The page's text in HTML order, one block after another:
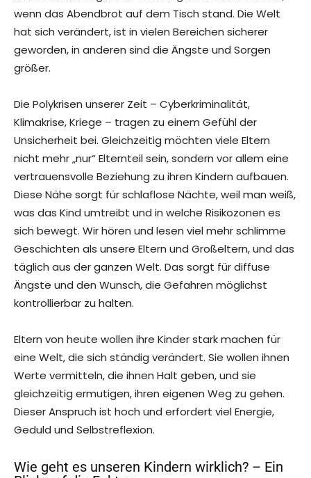
wenn das Abendbrot auf dem Tisch stand. Die Welt
hat sich verändert, ist in vielen Bereichen sicherer
geworden, in anderen sind die Ängste und Sorgen
größer.
Die Polykrisen unserer Zeit – Cyberkriminalität,
Klimakrise, Kriege – tragen zu einem Gefühl der
Unsicherheit bei. Gleichzeitig möchten viele Eltern
nicht mehr „nur“ Elternteil sein, sondern vor allem eine
vertrauensvolle Beziehung zu ihren Kindern aufbauen.
Diese Nähe sorgt für schlaflose Nächte, weil man weiß,
was das Kind umtreibt und in welche Risikozonen es
sich bewegt. Wir hören und lesen viel mehr schlimme
Geschichten als unsere Eltern und Großeltern, und das
täglich aus der ganzen Welt. Das sorgt für diffuse
Ängste und den Wunsch, die Gefahren möglichst
kontrollierbar zu halten.
Eltern von heute wollen ihre Kinder stark machen für
eine Welt, die sich ständig verändert. Sie wollen ihnen
Werte vermitteln, die ihnen Halt geben, und sie
gleichzeitig ermutigen, ihren eigenen Weg zu gehen.
Dieser Anspruch ist hoch und erfordert viel Energie,
Geduld und Selbstreflexion.
Wie geht es unseren Kindern wirklich? – Ein